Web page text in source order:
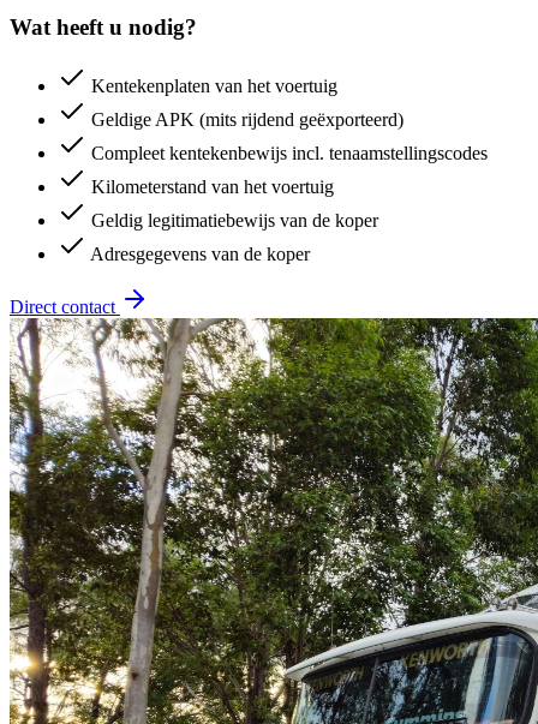
Wat heeft u nodig?
Kentekenplaten van het voertuig
Geldige APK (mits rijdend geëxporteerd)
Compleet kentekenbewijs incl. tenaamstellingscodes
Kilometerstand van het voertuig
Geldig legitimatiebewijs van de koper
Adresgegevens van de koper
Direct contact